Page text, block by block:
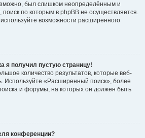
был слишком неопределённым и
по которым в phpBB не осуществляется.
возможности расширенного
я получил пустую страницу!
количество результатов, которые веб-
Используйте «Расширенный поиск», более
и форумы, на которых он должен быть
конференции?